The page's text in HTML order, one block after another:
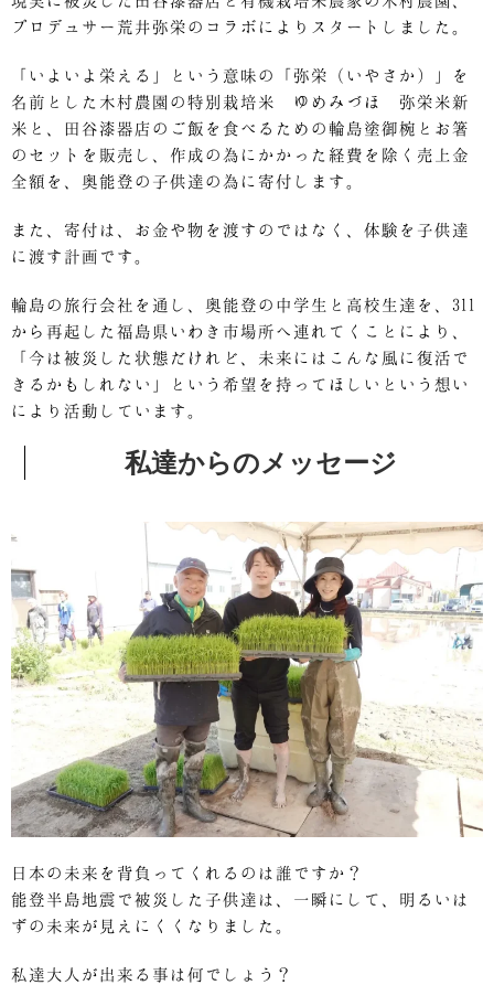
プロデュサー荒井弥栄のコラボによりスタートしました。
「いよいよ栄える」という意味の「弥栄（いやさか）」を
名前とした木村農園の特別栽培米 ゆめみづほ 弥栄米新
米と、田谷漆器店のご飯を食べるための輪島塗御椀とお箸
のセットを販売し、作成の為にかかった経費を除く売上金
全額を、奥能登の子供達の為に寄付します。
また、寄付は、お金や物を渡すのではなく、体験を子供達
に渡す計画です。
輪島の旅行会社を通し、奥能登の中学生と高校生達を、311
から再起した福島県いわき市場所へ連れてくことにより、
「今は被災した状態だけれど、未来にはこんな風に復活で
きるかもしれない」という希望を持ってほしいという想い
により活動しています。
私達からのメッセージ
日本の未来を背負ってくれるのは誰ですか？
能登半島地震で被災した子供達は、一瞬にして、明るいは
ずの未来が見えにくくなりました。
私達大人が出来る事は何でしょう？